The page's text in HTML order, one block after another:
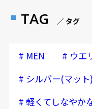
TAG ／ タグ
# MEN # ウエ
# シルバー(マット)
# 軽くてしなやか